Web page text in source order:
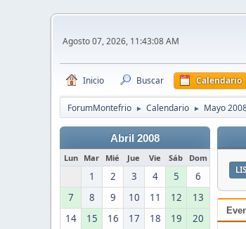
Agosto 07, 2026, 11:43:08 AM
Inicio Buscar Calendario
ForumMontefrio ► Calendario ► Mayo
Abril 2008
Lun Mar Mié Jue Vie Sáb Dom
1 2 3 4 5
6
7
8 9 10 11 12
13
14
15 16 17 18 19
20